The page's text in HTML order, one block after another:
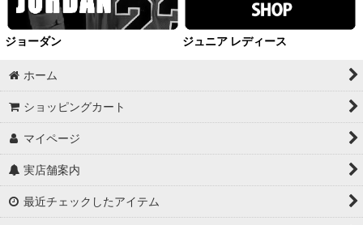
ジョーダン ジュニア レディース
ホーム
ショッピングカート
マイページ
実店舗案内
最近チェックしたアイテム